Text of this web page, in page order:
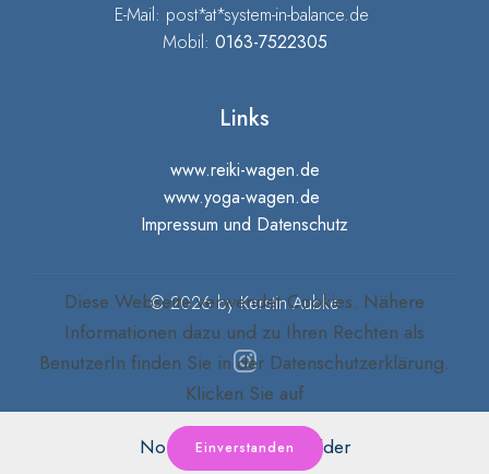
E-Mail: post*at*system-in-balance.de
Mobil: 0163-7522305
Links
www.reiki-wagen.de
www.yoga-wagen.de
Impressum und Datenschutz
© 2026 by Kerstin Aubke
No Code Website Builder
Diese Webseite verwendet Cookies. Nähere
Informationen dazu und zu Ihren Rechten als
BenutzerIn finden Sie in der Datenschutzerklärung.
Klicken Sie auf
Einverstanden